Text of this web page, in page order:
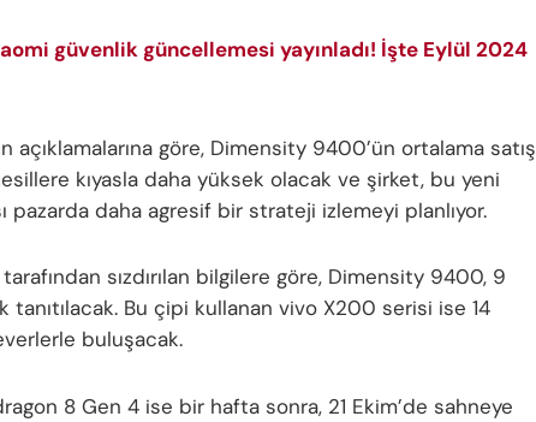
güvenlik güncellemesi yayınladı! İşte Eylül 2024
açıklamalarına göre, Dimensity 9400’ün ortalama satış
kıyasla daha yüksek olacak ve şirket, bu yeni
pazarda daha agresif bir strateji izlemeyi planlıyor.
sızdırılan bilgilere göre, Dimensity 9400, 9
tanıtılacak. Bu çipi kullanan vivo X200 serisi ise 14
buluşacak.
8 Gen 4 ise bir hafta sonra, 21 Ekim’de sahneye